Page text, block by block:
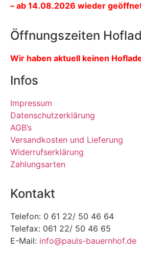
– ab 14.08.2026 wieder
Öffnungszeiten
Wir haben aktuell keinen
Infos
Impressum
Datenschutzerklärung
AGB’s
Versandkosten und Lieferung
Widerrufserklärung
Zahlungsarten
Kontakt
Telefon: 0 61 22/ 50 46 64
Telefax: 061 22/ 50 46 65
E-Mail: info@pauls-bauernhof.de